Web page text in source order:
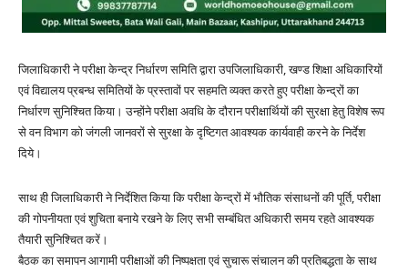
जिलाधिकारी ने परीक्षा केन्द्र निर्धारण समिति द्वारा उपजिलाधिकारी, खण्ड शिक्षा अधिकारियों
एवं विद्यालय प्रबन्ध समितियों के प्रस्तावों पर सहमति व्यक्त करते हुए परीक्षा केन्द्रों का
निर्धारण सुनिश्चित किया। उन्होंने परीक्षा अवधि के दौरान परीक्षार्थियों की सुरक्षा हेतु विशेष रूप
से वन विभाग को जंगली जानवरों से सुरक्षा के दृष्टिगत आवश्यक कार्यवाही करने के निर्देश
दिये।
साथ ही जिलाधिकारी ने निर्देशित किया कि परीक्षा केन्द्रों में भौतिक संसाधनों की पूर्ति, परीक्षा
की गोपनीयता एवं शुचिता बनाये रखने के लिए सभी सम्बंधित अधिकारी समय रहते आवश्यक
तैयारी सुनिश्चित करें।
बैठक का समापन आगामी परीक्षाओं की निष्पक्षता एवं सुचारू संचालन की प्रतिबद्धता के साथ